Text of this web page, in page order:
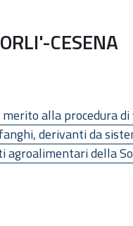
CESENA
alla procedura
derivanti da
della